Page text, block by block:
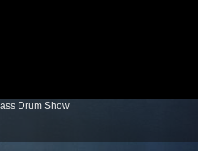
Drum Show